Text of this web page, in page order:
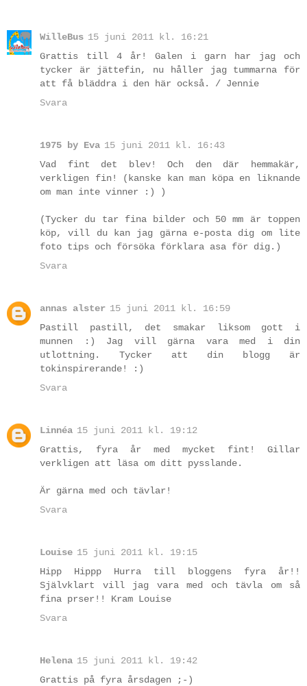
WilleBus 15 juni 2011 kl. 16:21
Grattis till 4 år! Galen i garn har jag och
tycker är jättefin, nu håller jag tummarna för
att få bläddra i den här också. / Jennie
Svara
1975 by Eva 15 juni 2011 kl. 16:43
Vad fint det blev! Och den där hemmakär,
verkligen fin! (kanske kan man köpa en liknande
om man inte vinner :) )
(Tycker du tar fina bilder och 50 mm är toppen
köp, vill du kan jag gärna e-posta dig om lite
foto tips och försöka förklara asa för dig.)
Svara
annas alster 15 juni 2011 kl. 16:59
Pastill pastill, det smakar liksom gott i
munnen :) Jag vill gärna vara med i din
utlottning. Tycker att din blogg är
tokinspirerande! :)
Svara
Linnéa 15 juni 2011 kl. 19:12
Grattis, fyra år med mycket fint! Gillar
verkligen att läsa om ditt pysslande.
Är gärna med och tävlar!
Svara
Louise 15 juni 2011 kl. 19:15
Hipp Hippp Hurra till bloggens fyra år!!
Självklart vill jag vara med och tävla om så
fina prser!! Kram Louise
Svara
Helena 15 juni 2011 kl. 19:42
Grattis på fyra årsdagen ;-)